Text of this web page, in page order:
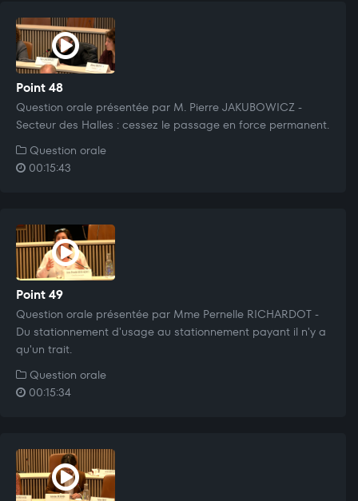
Point 48
Question orale présentée par M. Pierre JAKUBOWICZ -
Secteur des Halles : cessez le passage en force permanent.
Question orale
00:15:43
Point 49
Question orale présentée par Mme Pernelle RICHARDOT -
Du stationnement d'usage au stationnement payant il n'y a
qu'un trait.
Question orale
00:15:34